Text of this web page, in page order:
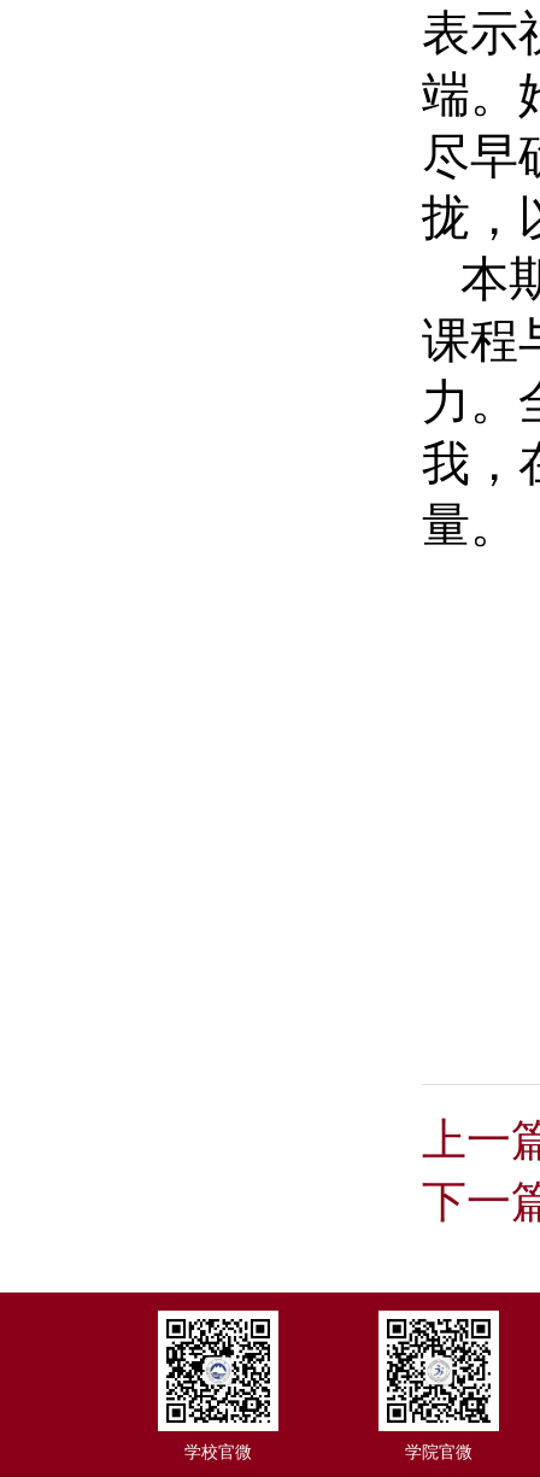
表示
端。
尽早
拢，
本
课程
力。
我，
量。
上一
下一
学校官微 学院官微